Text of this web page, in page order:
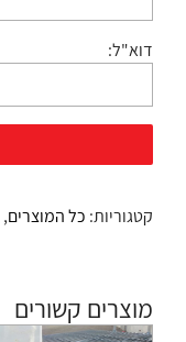
דוא"ל:
קטגוריות: כל המוצרים,
מוצרים קשורים